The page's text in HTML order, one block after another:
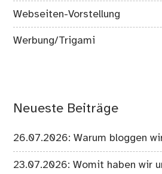
Webseiten-Vorstellung
Werbung/Trigami
Neueste Beiträge
26.07.2026: Warum bloggen
23.07.2026: Womit haben wir